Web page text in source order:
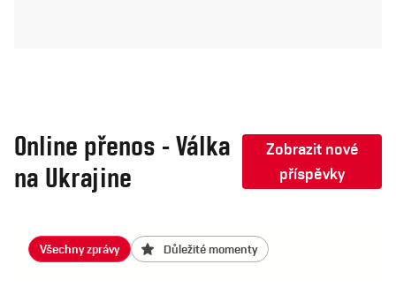
Online přenos - Válka
na Ukrajine
Zobrazit nové
příspěvky
Všechny zprávy Důležité momenty